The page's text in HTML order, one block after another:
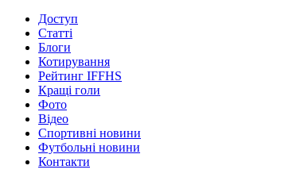
Доступ
Статті
Блоги
Котирування
Рейтинг IFFHS
Кращі голи
Фото
Відео
Спортивні новини
Футбольні новини
Контакти